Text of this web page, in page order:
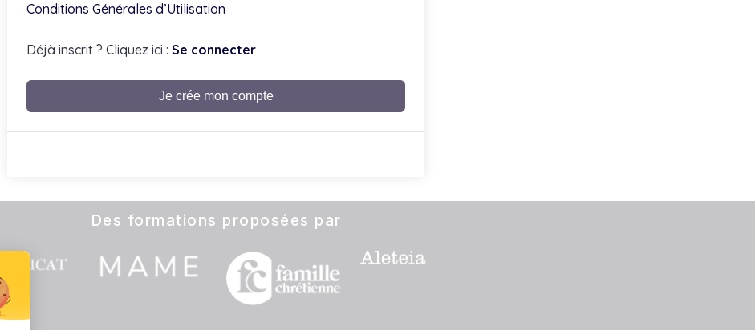
Conditions Générales d’Utilisation
Déjà inscrit ? Cliquez ici : Se connecter
Je crée mon compte
Des formations proposées par